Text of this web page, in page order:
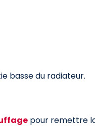
basse du radiateur.
pour remettre